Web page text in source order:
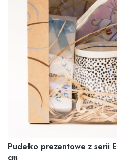
Pudełko prezentowe z serii
cm